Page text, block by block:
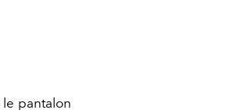
pantalon